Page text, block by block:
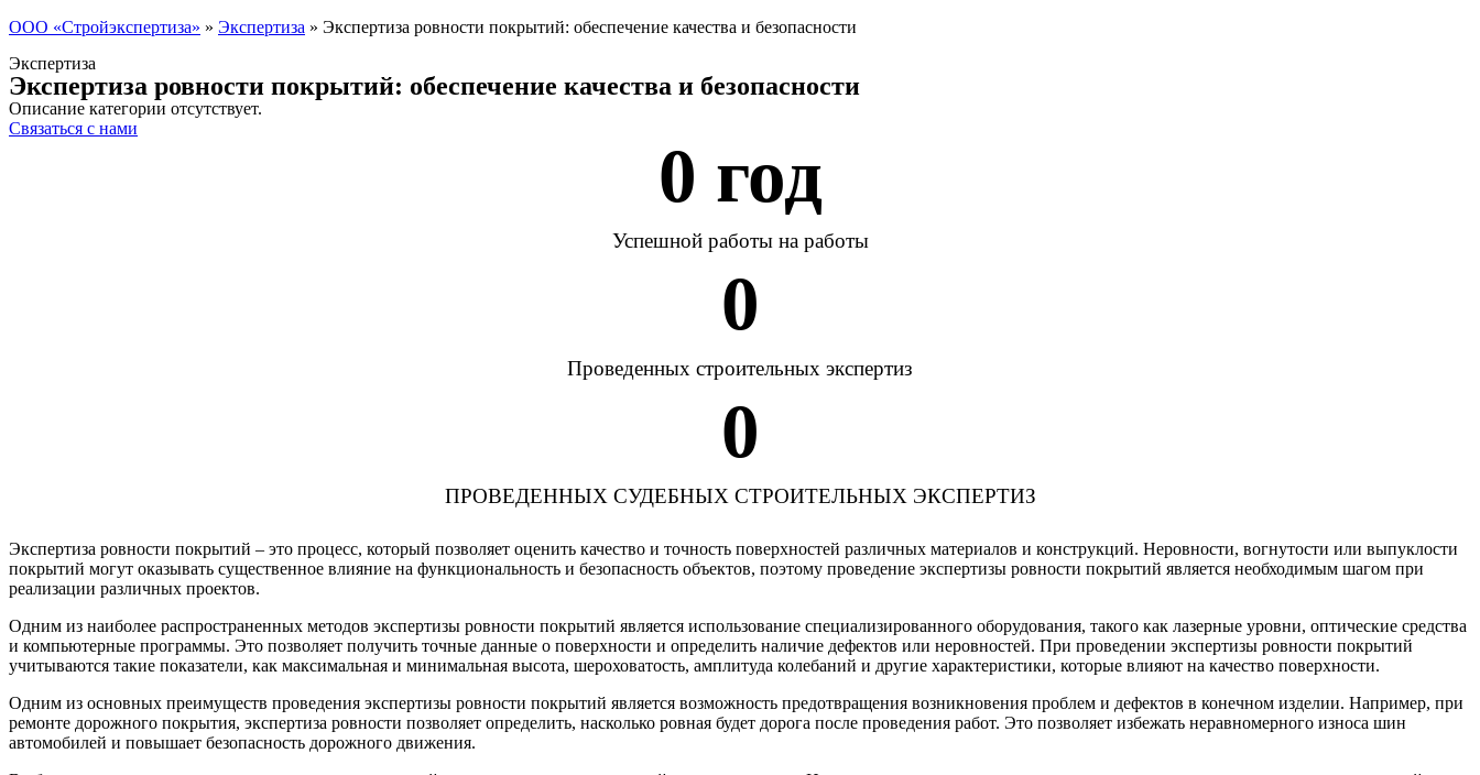
ООО «Стройэкспертиза» » Экспертиза » Экспертиза ровности покрытий: обеспечение качества и безопасности
Экспертиза
Экспертиза ровности покрытий: обеспечение качества и безопасности
Описание категории отсутствует.
Связаться с нами
0 год
Успешной работы на работы
0
Проведенных строительных экспертиз
0
ПРОВЕДЕННЫХ СУДЕБНЫХ СТРОИТЕЛЬНЫХ ЭКСПЕРТИЗ
Экспертиза ровности покрытий – это процесс, который позволяет оценить качество и точность поверхностей различных материалов и конструкций. Неровности, вогнутости или выпуклости
покрытий могут оказывать существенное влияние на функциональность и безопасность объектов, поэтому проведение экспертизы ровности покрытий является необходимым шагом при
реализации различных проектов.
Одним из наиболее распространенных методов экспертизы ровности покрытий является использование специализированного оборудования, такого как лазерные уровни, оптические средства
и компьютерные программы. Это позволяет получить точные данные о поверхности и определить наличие дефектов или неровностей. При проведении экспертизы ровности покрытий
учитываются такие показатели, как максимальная и минимальная высота, шероховатость, амплитуда колебаний и другие характеристики, которые влияют на качество поверхности.
Одним из основных преимуществ проведения экспертизы ровности покрытий является возможность предотвращения возникновения проблем и дефектов в конечном изделии. Например, при
ремонте дорожного покрытия, экспертиза ровности позволяет определить, насколько ровная будет дорога после проведения работ. Это позволяет избежать неравномерного износа шин
автомобилей и повышает безопасность дорожного движения.